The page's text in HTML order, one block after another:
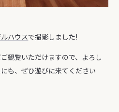
ハウスで撮影しました!
観覧いただけますので、よろし
も、ぜひ遊びに来てください